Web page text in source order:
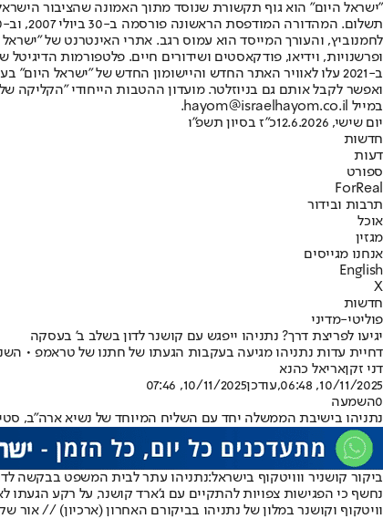
"ישראל היום" הוא גוף תקשורת שנוסד מתוך האמונה שהציבור
ופרשנויות, וידיאו, פודקאסטים ושידורים חיים. פלטפורמות הדיגיטל
ב-2021 עלו לאוויר האתר החדש והיישומון החדש של "ישראל
ואפשר לקבל אותם גם בניוזלטר. מועדון ההטבות הייחודי "הקליקה
במייל hayom@israelhayom.co.il.
יום שישי, 12.6.2026
כ"ז בסיון תשפ"ו
חדשות
דעות
ספורט
ForReal
תרבות ובידור
אוכל
מגזין
אנחנו מגייסים
English
X
חדשות
פוליטי-מדיני
יגיעו לפריצת דרך? נתניהו ייפגש עם קושנר לדון בשלב ב' בעסקה
דחיית עדות נתניהו מגיעה בעקבות הגעתו של חתנו של טראמפ •
דני זקןאריאל כהנא
10/11/2025, 06:48
,עודכן10/11/2025, 07:46
0השמעה
נתניהו בישיבת הממשלה יחד עם השליח המיוחד של נשיא ארה״ב,
ביקור קושניר ווויטקוף בישראל:נתניהו עתר לבית המשפט בבקשה
נחשף כי הפגישות צפויות להתקיים עם ג'ארד קושנר, על רקע הגעתו לארץ
וויטקוף וקושנר במלון של נתניהו בביקורם האחרון (ארכיון) // אור